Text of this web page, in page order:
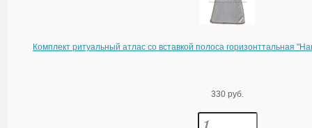
Комплект ритуальный атлас со вставкой полоса горизонттальная
330 руб.